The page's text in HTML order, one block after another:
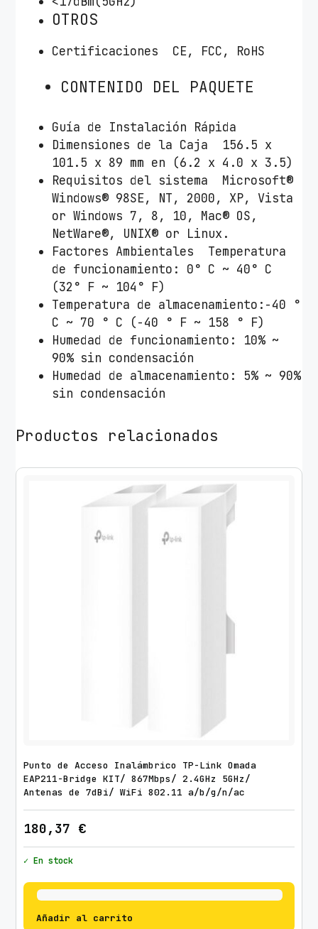
OTROS
Certificaciones CE, FCC, RoHS
CONTENIDO DEL PAQUETE
Guía de Instalación Rápida
Dimensiones de la Caja 156.5 x
101.5 x 89 mm en (6.2 x 4.0 x 3.5)
Requisitos del sistema Microsoft®
Windows® 98SE, NT, 2000, XP, Vista
or Windows 7, 8, 10, Mac® OS,
NetWare®, UNIX® or Linux.
Factores Ambientales Temperatura
de funcionamiento: 0° C ~ 40° C
(32° F ~ 104° F)
Temperatura de almacenamiento:-40 °
C ~ 70 ° C (-40 ° F ~ 158 ° F)
Humedad de funcionamiento: 10% ~
90% sin condensación
Humedad de almacenamiento: 5% ~ 90%
sin condensación
Productos relacionados
Punto de Acceso Inalámbrico TP-Link Omada
EAP211-Bridge KIT/ 867Mbps/ 2.4GHz 5GHz/
Antenas de 7dBi/ WiFi 802.11 a/b/g/n/ac
180,37 €
✓ En stock
Añadir al carrito